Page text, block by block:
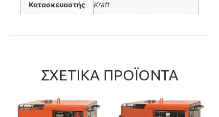
Κατασκευαστής Kraft
ΣΧΕΤΙΚΆ ΠΡΟΪΌΝΤΑ